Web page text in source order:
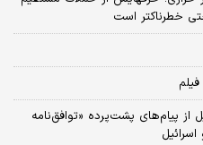
خطرناکتر است
از پیام‌های پشت‌پرده «توافق‌نامه